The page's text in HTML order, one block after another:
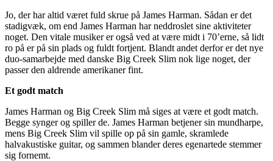
Jo, der har altid været fuld skrue på James Harman. Sådan er det
stadigvæk, om end James Harman har neddroslet sine aktiviteter
noget. Den vitale musiker er også ved at være midt i 70’erne, så lidt
ro på er på sin plads og fuldt fortjent. Blandt andet derfor er det nye
duo-samarbejde med danske Big Creek Slim nok lige noget, der
passer den aldrende amerikaner fint.
Et godt match
James Harman og Big Creek Slim må siges at være et godt match.
Begge synger og spiller de. James Harman betjener sin mundharpe,
mens Big Creek Slim vil spille op på sin gamle, skramlede
halvakustiske guitar, og sammen blander deres egenartede stemmer
sig fornemt.